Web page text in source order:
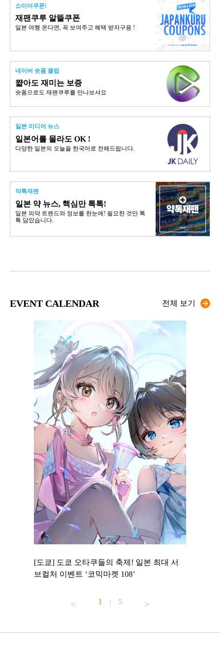
쇼미더쿠폰!
재팬쿠루 알뜰쿠폰
일본 여행 온다면, 꼭 보여주고 혜택 받자구용 !
네이버 숏폼 클립
쨟아도 재미는 보증
숏폼으로도 재팬쿠루를 만나보셔요
일본 미디어 뉴스
일본어를 몰라도 OK !
다양한 일본의 오늘을 한국어로 전해드립니다.
약톡재팬
일본 약 뉴스, 핵심만 톡톡!
일본 의약 트렌드와 정보를 한눈에! 필요한 것만 톡
톡 담았습니다.
EVENT CALENDAR 전체 보기
[도쿄] 도쿄 오타쿠들의 축제! 일본 최대 서
브컬처 이벤트 ‘코믹마켓 108’
1 | 5